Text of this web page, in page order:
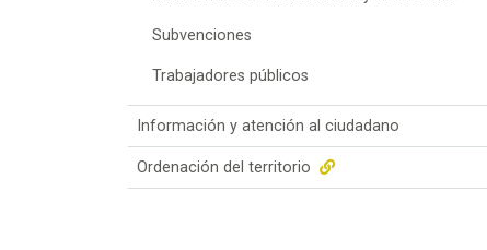
Subvenciones
Trabajadores públicos
Información y atención al ciudadano
Ordenación del territorio